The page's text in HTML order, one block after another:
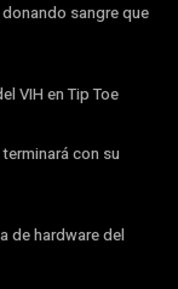
sangre que
VIH en Tip Toe
con su
de hardware del